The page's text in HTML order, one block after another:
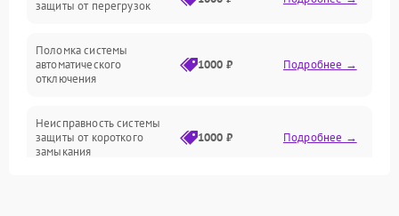
защиты от перегрузок
Поломка системы
автоматического
отключения
1000 ₽ Подробнее →
Неисправность системы
защиты от короткого
замыкания
1000 ₽ Подробнее →